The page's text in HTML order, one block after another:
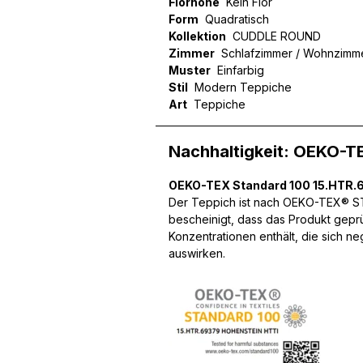
Form Quadratisch
Kollektion CUDDLE ROUND
Zimmer Schlafzimmer /
Muster Einfarbig
Stil Modern Teppiche
Art Teppiche
Nachhaltigkeit: OEKO-
OEKO-TEX Standard 100
Der Teppich ist nach OEKO-TEX®
bescheinigt, dass das Produkt
Konzentrationen enthält, die sich
auswirken.
Statistik
Statistik-Cookies helfen
indem sie anonyme
Marketing-Cookies
anzuzeigen, die für den
Werbetreibende Dritter
Nicht
Andere nicht
Alle ablehnen